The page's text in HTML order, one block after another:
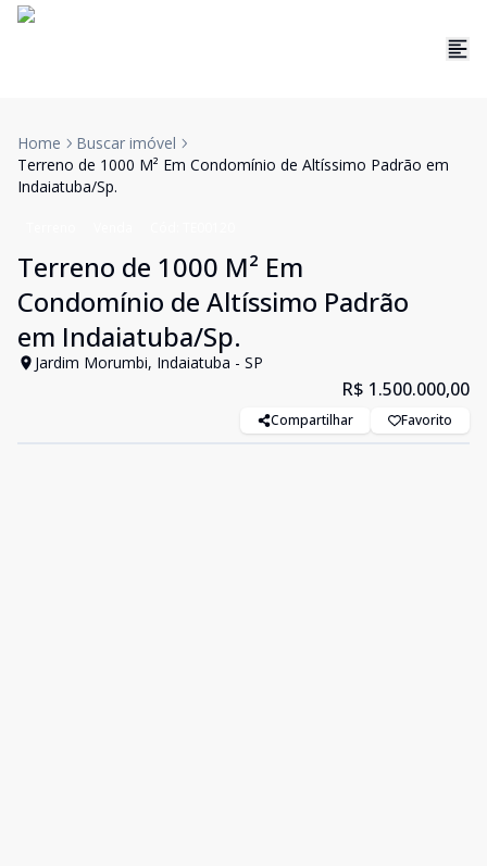
Home
Buscar imóvel
Terreno de 1000 M² Em Condomínio de Altíssimo Padrão em
Indaiatuba/Sp.
Terreno de 1000 M² Em
Condomínio de Altíssimo Padrão
em Indaiatuba/Sp.
Jardim Morumbi, Indaiatuba - SP
R$ 1.500.000,00
Compartilhar Favorito